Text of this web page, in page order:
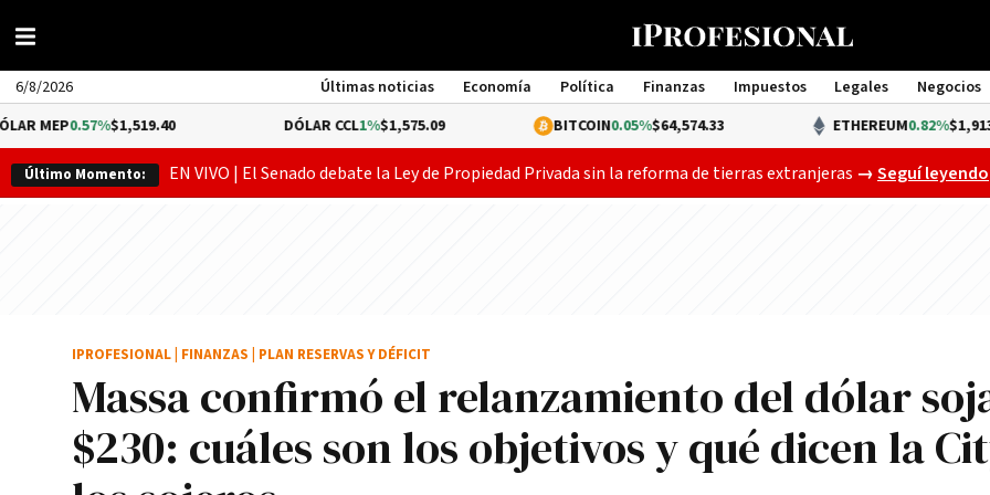
6/8/2026 Últimas noticias Economía Política Finanzas Impuestos Legales Negocios
Management
$1,519.40 1%$1,575.09 0.05%$64,574.33 ETHEREUM0.82%$1,913.29
Último Momento: EN VIVO | El Senado debate la Ley de Propiedad Privada sin la reforma de tierras extranjeras El Senado ya
→Seguí leyendo
Massa confirmó el relanzamiento del dólar
$230: cuáles son los objetivos y qué dicen la
IPROFESIONAL FINANZAS PLAN RESERVAS Y DÉFICIT